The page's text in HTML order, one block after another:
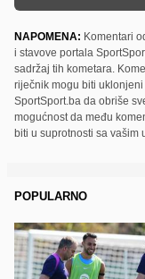
NAPOMENA: Komentari
i stavove portala
sadržaj tih kometara.
riječnik mogu biti
SportSport.ba da obriše
mogućnost da među
biti u suprotnosti sa vašim
POPULARNO